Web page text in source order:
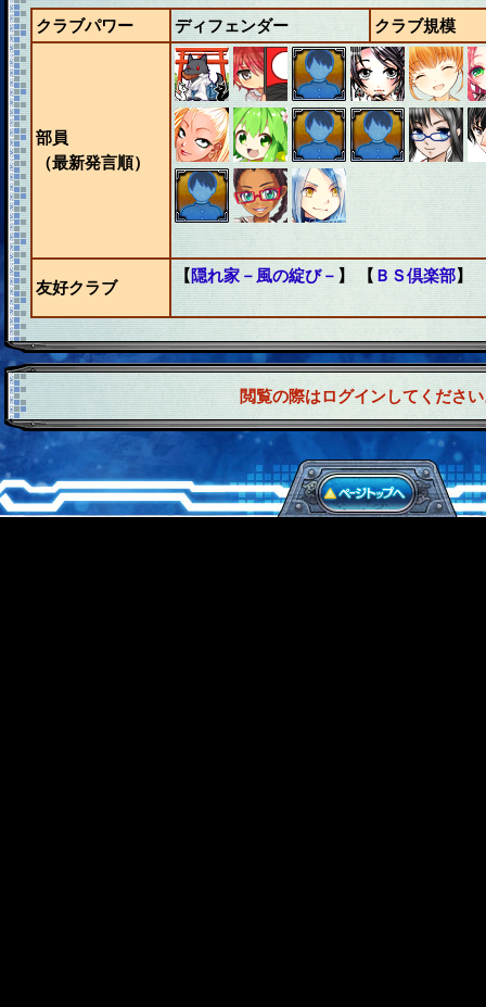
クラブパワー ディフェンダー クラブ規模
部員
（最新発言順）
友好クラブ
【隠れ家－風の綻び－ 】 【 ＢＳ倶楽部】
閲覧の際はログインしてくださ